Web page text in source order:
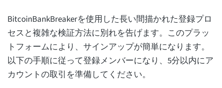
BitcoinBankBreakerを使用した長い間描かれた登録プロ
セスと複雑な検証方法に別れを告げます。このプラッ
トフォームにより、サインアップが簡単になります。
以下の手順に従って登録メンバーになり、5分以内にア
カウントの取引を準備してください。